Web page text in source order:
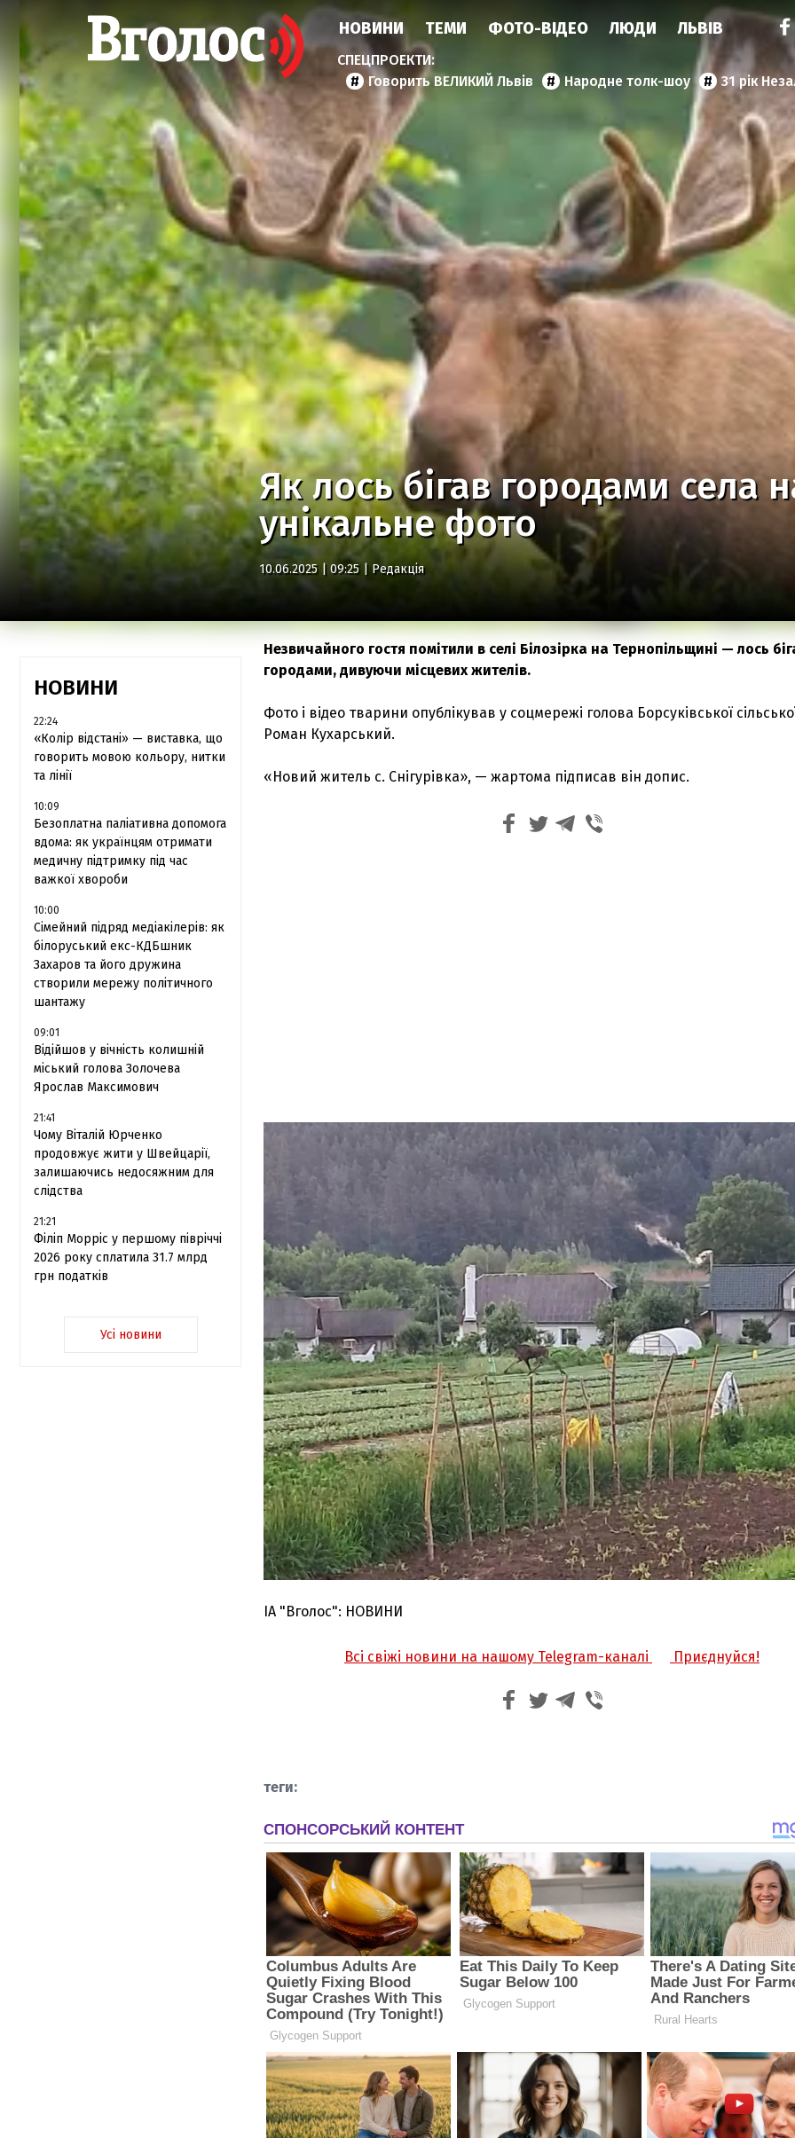
НОВИНИ ТЕМИ ФОТО-ВІДЕО ЛЮДИ ЛЬВІВ
Говорить ВЕЛИКИЙ Львів Народне толк-шоу 31 рік
Як лось бігав городами села
унікальне фото
10.06.2025 | 09:25 | Редакція
НОВИНИ
22:24
«Колір відстані» — виставка, що
говорить мовою кольору, нитки
та лінії
10:09
Безоплатна паліативна допомога
вдома: як українцям отримати
медичну підтримку під час
важкої хвороби
10:00
Сімейний підряд медіакілерів: як
білоруський екс-КДБшник
Захаров та його дружина
створили мережу політичного
шантажу
09:01
Відійшов у вічність колишній
міський голова Золочева
Ярослав Максимович
21:41
Чому Віталій Юрченко
продовжує жити у Швейцарії,
залишаючись недосяжним для
слідства
21:21
Філіп Морріс у першому півріччі
2026 року сплатила 31.7 млрд
грн податків
Усі новини
Незвичайного гостя помітили в селі Білозірка на Тернопільщині — лось
городами, дивуючи місцевих жителів.
Фото і відео тварини опублікував у соцмережі голова Борсуківської
Роман Кухарський.
«Новий житель с. Снігурівка», — жартома підписав він допис.
ІА "Вголос": НОВИНИ
Всі свіжі новини на нашому Telegram-каналі Приєднуйся!
З'явилося відео знищеного ворожого